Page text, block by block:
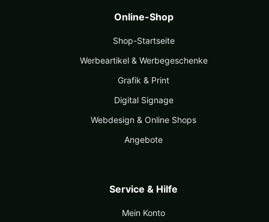
Online-Shop
Shop-Startseite
Werbeartikel & Werbegeschenke
Grafik & Print
Digital Signage
Webdesign & Online Shops
Angebote
Service & Hilfe
Mein Konto